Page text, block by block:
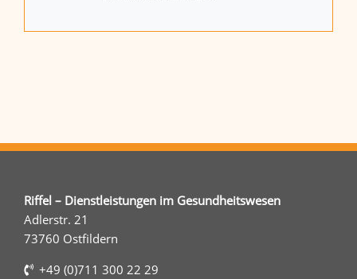
Riffel – Dienstleistungen im Gesundheitswesen
Adlerstr. 21
73760 Ostfildern
+49 (0)711 300 22 29